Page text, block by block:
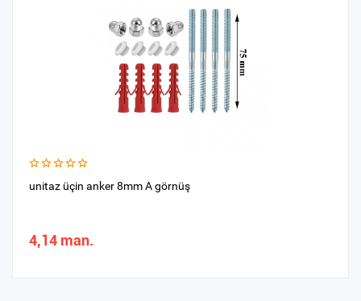
unitaz üçin anker 8mm A görnüş
4,14 man.